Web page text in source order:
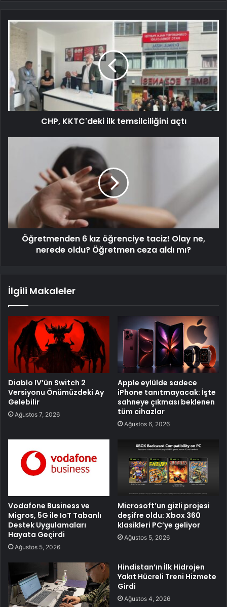
CHP, KKTC'deki ilk temsilciliğini açtı
Öğretmenden 6 kız öğrenciye taciz! Olay ne,
nerede oldu? Öğretmen ceza aldı mı?
İlgili Makaleler
Diablo IV’ün Switch 2
Versiyonu Önümüzdeki Ay
Gelebilir
Ağustos 7, 2026
Apple eylülde sadece
iPhone tanıtmayacak: İşte
sahneye çıkması beklenen
tüm cihazlar
Ağustos 6, 2026
Vodafone Business ve
Migros, 5G ile IoT Tabanlı
Destek Uygulamaları
Hayata Geçirdi
Ağustos 5, 2026
Microsoft’un gizli projesi
deşifre oldu: Xbox 360
klasikleri PC’ye geliyor
Ağustos 5, 2026
Hindistan’ın İlk Hidrojen
Yakıt Hücreli Treni Hizmete
Girdi
Ağustos 4, 2026